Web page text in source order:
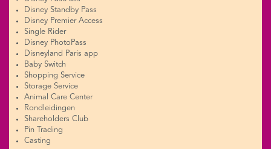
Disney Standby Pass
Disney Premier Access
Single Rider
Disney PhotoPass
Disneyland Paris app
Baby Switch
Shopping Service
Storage Service
Animal Care Center
Rondleidingen
Shareholders Club
Pin Trading
Casting